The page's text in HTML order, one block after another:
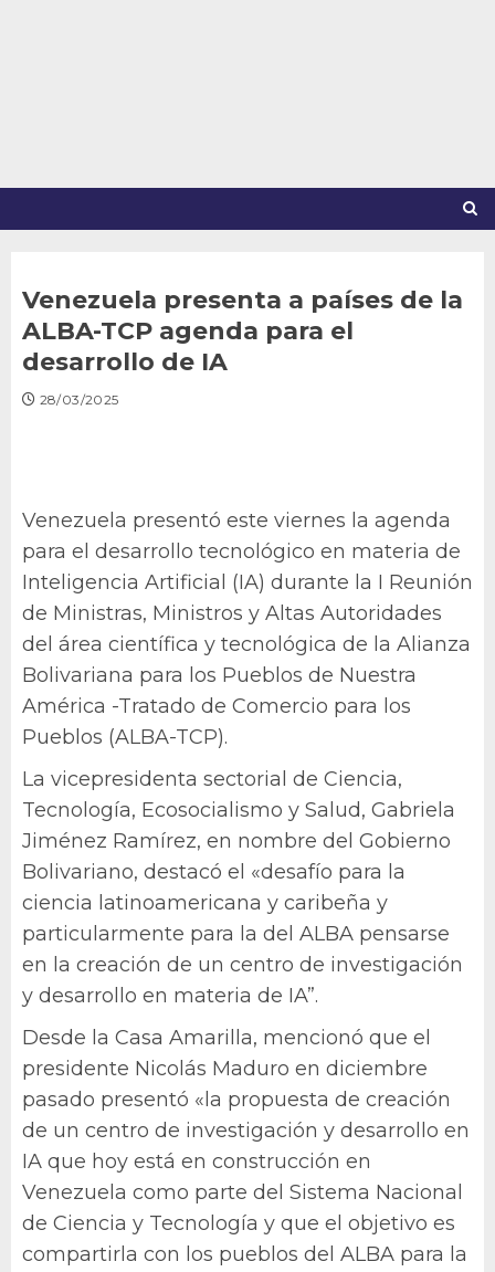
Venezuela presenta a países de la
ALBA-TCP agenda para el
desarrollo de IA
28/03/2025
Venezuela presentó este viernes la agenda
para el desarrollo tecnológico en materia de
Inteligencia Artificial (IA) durante la I Reunión
de Ministras, Ministros y Altas Autoridades
del área científica y tecnológica de la Alianza
Bolivariana para los Pueblos de Nuestra
América -Tratado de Comercio para los
Pueblos (ALBA-TCP).
La vicepresidenta sectorial de Ciencia,
Tecnología, Ecosocialismo y Salud, Gabriela
Jiménez Ramírez, en nombre del Gobierno
Bolivariano, destacó el «desafío para la
ciencia latinoamericana y caribeña y
particularmente para la del ALBA pensarse
en la creación de un centro de investigación
y desarrollo en materia de IA”.
Desde la Casa Amarilla, mencionó que el
presidente Nicolás Maduro en diciembre
pasado presentó «la propuesta de creación
de un centro de investigación y desarrollo en
IA que hoy está en construcción en
Venezuela como parte del Sistema Nacional
de Ciencia y Tecnología y que el objetivo es
compartirla con los pueblos del ALBA para la